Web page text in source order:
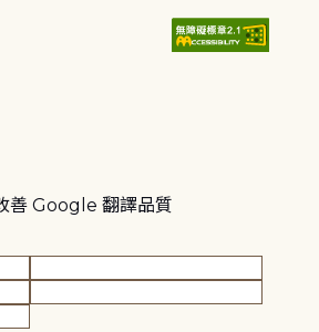
善 Google 翻譯品質